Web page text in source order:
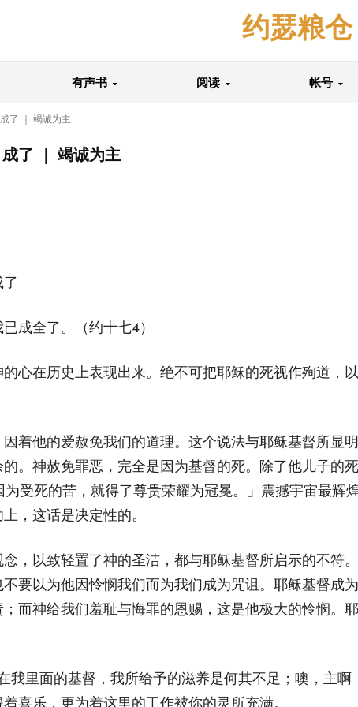
约瑟粮仓
有声书 阅读 帐号
了 ｜ 竭诚为主
了 ｜ 竭诚为主
成全了。（约十七4）
心在历史上表现出来。绝不可把耶稣的死视作殉道，
着他的爱赦免我们的道理。这个说法与耶稣基督所显
。神赦免罪恶，完全是因为基督的死。除了他儿子的
为受死的苦，就得了尊贵荣耀为冠冕。」震撼宇宙最辉
，这话是决定性的。
，以致轻置了神的圣洁，都与耶稣基督所启示的不符
要以为他因怜悯我们而为我们成为咒诅。耶稣基督成
而神给我们羞耻与悔罪的恩赐，这是他极大的怜悯。
我里面的基督，我所给予的滋养是何其不足；噢，主